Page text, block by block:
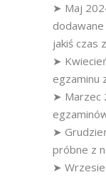
➤ Maj
jakiś czas
➤
egzaminu
➤ Marzec
➤
próbne z
➤